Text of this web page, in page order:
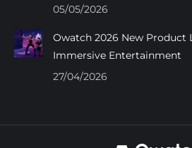
05/05/2026
Owatch 2026 New Product
Immersive Entertainment
27/04/2026